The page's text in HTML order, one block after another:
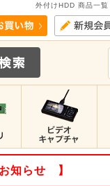
外付けHDD 商品一覧
知らせ 】